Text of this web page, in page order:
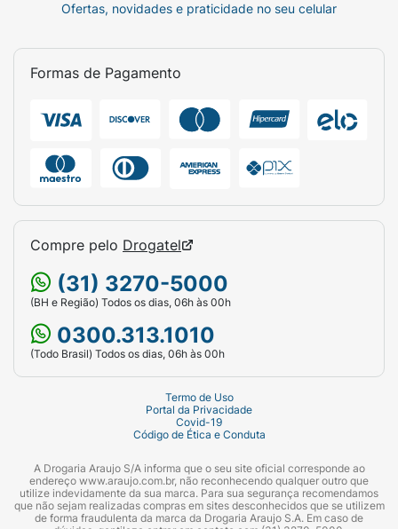
Ofertas, novidades e praticidade no seu celular
Formas de Pagamento
Compre pelo Drogatel
(31) 3270-5000
(BH e Região) Todos os dias, 06h às 00h
0300.313.1010
(Todo Brasil) Todos os dias, 06h às 00h
Termo de Uso
Portal da Privacidade
Covid-19
Código de Ética e Conduta
A Drogaria Araujo S/A informa que o seu site oficial corresponde ao
endereço www.araujo.com.br, não reconhecendo qualquer outro que
utilize indevidamente da sua marca. Para sua segurança recomendamos
que não sejam realizadas compras em sites desconhecidos que se utilizem
de forma fraudulenta da marca da Drogaria Araujo S.A. Em caso de